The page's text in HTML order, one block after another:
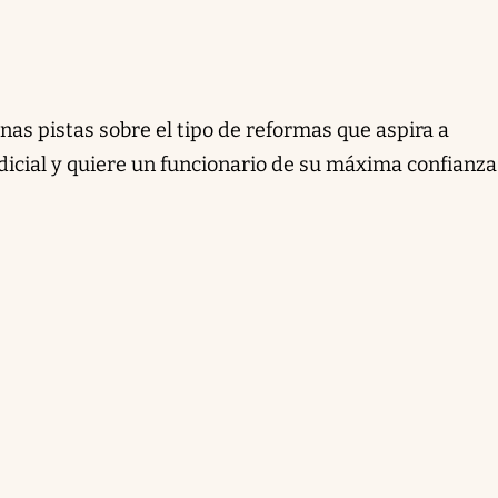
pistas sobre el tipo de reformas que aspira a
y quiere un funcionario de su máxima